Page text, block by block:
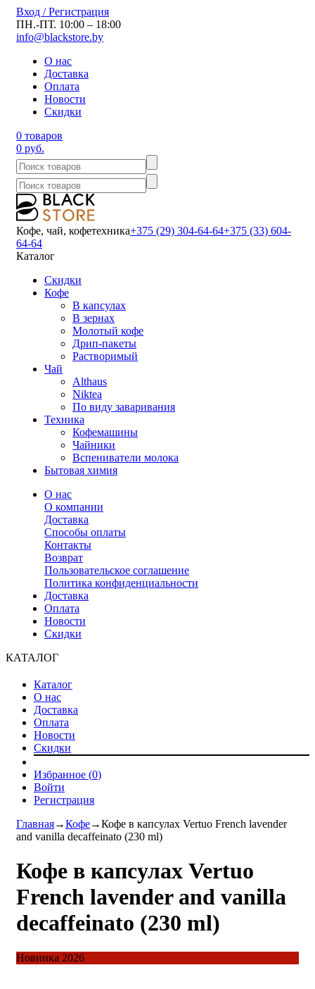
Вход / Регистрация
ПН.-ПТ. 10:00 – 18:00
info@blackstore.by
О нас
Доставка
Оплата
Новости
Скидки
0 товаров
0 руб.
Кофе, чай, кофетехника+375 (29) 304-64-64+375 (33) 604-
64-64
Каталог
Скидки
Кофе
В капсулах
В зернах
Молотый кофе
Дрип-пакеты
Растворимый
Чай
Althaus
Niktea
По виду заваривания
Техника
Кофемашины
Чайники
Вспениватели молока
Бытовая химия
О нас
О компании
Доставка
Способы оплаты
Контакты
Возврат
Пользовательское соглашение
Политика конфиденциальности
Доставка
Оплата
Новости
Скидки
КАТАЛОГ
Каталог
О нас
Доставка
Оплата
Новости
Скидки
Избранное (0)
Войти
Регистрация
Главная→Кофе→Кофе в капсулах Vertuo French lavender
and vanilla decaffeinato (230 ml)
Кофе в капсулах Vertuo
French lavender and vanilla
decaffeinato (230 ml)
Новинка 2026